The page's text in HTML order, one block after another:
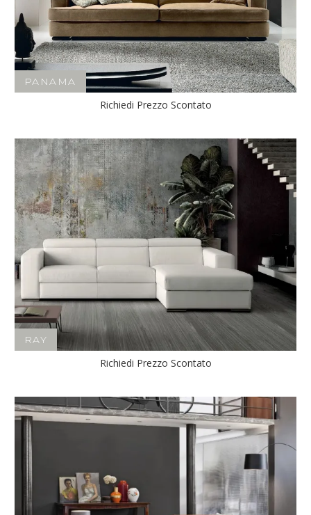
PANAMA
Richiedi Prezzo Scontato
RAY
Richiedi Prezzo Scontato